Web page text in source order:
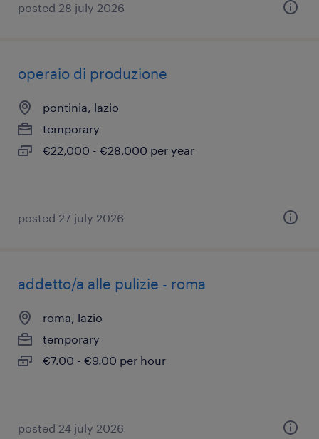
posted 28 july 2026
operaio di produzione
pontinia, lazio
temporary
€22,000 - €28,000 per year
posted 27 july 2026
addetto/a alle pulizie - roma
roma, lazio
temporary
€7.00 - €9.00 per hour
posted 24 july 2026